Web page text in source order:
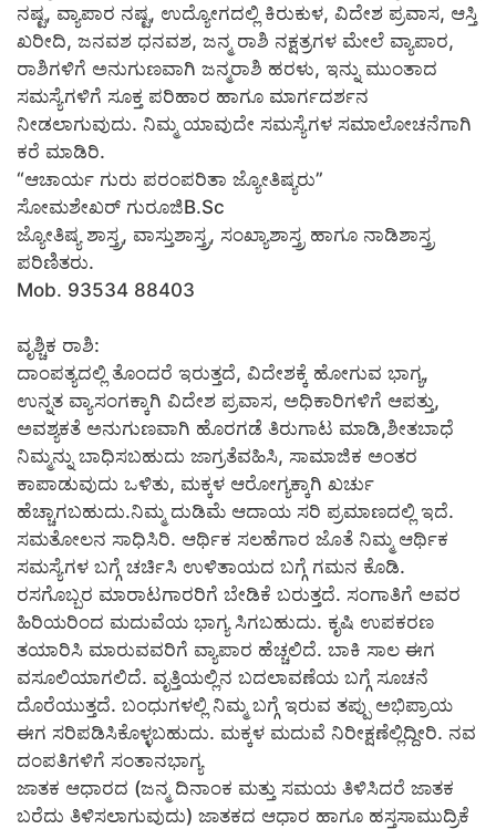
ನಷ್ಟ, ವ್ಯಾಪಾರ ನಷ್ಟ, ಉದ್ಯೋಗದಲ್ಲಿ ಕಿರುಕುಳ, ವಿದೇಶ ಪ್ರವಾಸ, ಆಸ್ತಿ
ಖರೀದಿ, ಜನವಶ ಧನವಶ, ಜನ್ಮ ರಾಶಿ ನಕ್ಷತ್ರಗಳ ಮೇಲೆ ವ್ಯಾಪಾರ,
ರಾಶಿಗಳಿಗೆ ಅನುಗುಣವಾಗಿ ಜನ್ಮರಾಶಿ ಹರಳು, ಇನ್ನು ಮುಂತಾದ
ಸಮಸ್ಯೆಗಳಿಗೆ ಸೂಕ್ತ ಪರಿಹಾರ ಹಾಗೂ ಮಾರ್ಗದರ್ಶನ
ನೀಡಲಾಗುವುದು. ನಿಮ್ಮ ಯಾವುದೇ ಸಮಸ್ಯೆಗಳ ಸಮಾಲೋಚನೆಗಾಗಿ
ಕರೆ ಮಾಡಿರಿ.
“ಆಚಾರ್ಯ ಗುರು ಪರಂಪರಿತಾ ಜ್ಯೋತಿಷ್ಯರು”
ಸೋಮಶೇಖರ್ ಗುರೂಜಿB.Sc
ಜ್ಯೋತಿಷ್ಯ ಶಾಸ್ತ್ರ, ವಾಸ್ತುಶಾಸ್ತ್ರ, ಸಂಖ್ಯಾಶಾಸ್ತ್ರ ಹಾಗೂ ನಾಡಿಶಾಸ್ತ್ರ
ಪರಿಣಿತರು.
Mob. 93534 88403
ವೃಶ್ಚಿಕ ರಾಶಿ:
ದಾಂಪತ್ಯದಲ್ಲಿ ತೊಂದರೆ ಇರುತ್ತದೆ, ವಿದೇಶಕ್ಕೆ ಹೋಗುವ ಭಾಗ್ಯ,
ಉನ್ನತ ವ್ಯಾಸಂಗಕ್ಕಾಗಿ ವಿದೇಶ ಪ್ರವಾಸ, ಅಧಿಕಾರಿಗಳಿಗೆ ಆಪತ್ತು,
ಅವಶ್ಯಕತೆ ಅನುಗುಣವಾಗಿ ಹೊರಗಡೆ ತಿರುಗಾಟ ಮಾಡಿ,ಶೀತಬಾಧೆ
ನಿಮ್ಮನ್ನು ಬಾಧಿಸಬಹುದು ಜಾಗ್ರತೆವಹಿಸಿ, ಸಾಮಾಜಿಕ ಅಂತರ
ಕಾಪಾಡುವುದು ಒಳಿತು, ಮಕ್ಕಳ ಆರೋಗ್ಯಕ್ಕಾಗಿ ಖರ್ಚು
ಹೆಚ್ಚಾಗಬಹುದು.ನಿಮ್ಮ ದುಡಿಮೆ ಆದಾಯ ಸರಿ ಪ್ರಮಾಣದಲ್ಲಿ ಇದೆ.
ಸಮತೋಲನ ಸಾಧಿಸಿರಿ. ಆರ್ಥಿಕ ಸಲಹೆಗಾರ ಜೊತೆ ನಿಮ್ಮ ಆರ್ಥಿಕ
ಸಮಸ್ಯೆಗಳ ಬಗ್ಗೆ ಚರ್ಚಿಸಿ ಉಳಿತಾಯದ ಬಗ್ಗೆ ಗಮನ ಕೊಡಿ.
ರಸಗೊಬ್ಬರ ಮಾರಾಟಗಾರರಿಗೆ ಬೇಡಿಕೆ ಬರುತ್ತದೆ. ಸಂಗಾತಿಗೆ ಅವರ
ಹಿರಿಯರಿಂದ ಮದುವೆಯ ಭಾಗ್ಯ ಸಿಗಬಹುದು. ಕೃಷಿ ಉಪಕರಣ
ತಯಾರಿಸಿ ಮಾರುವವರಿಗೆ ವ್ಯಾಪಾರ ಹೆಚ್ಚಲಿದೆ. ಬಾಕಿ ಸಾಲ ಈಗ
ವಸೂಲಿಯಾಗಲಿದೆ. ವೃತ್ತಿಯಲ್ಲಿನ ಬದಲಾವಣೆಯ ಬಗ್ಗೆ ಸೂಚನೆ
ದೊರೆಯುತ್ತದೆ. ಬಂಧುಗಳಲ್ಲಿ ನಿಮ್ಮ ಬಗ್ಗೆ ಇರುವ ತಪ್ಪು ಅಭಿಪ್ರಾಯ
ಈಗ ಸರಿಪಡಿಸಿಕೊಳ್ಳಬಹುದು. ಮಕ್ಕಳ ಮದುವೆ ನಿರೀಕ್ಷಣೆಲ್ಲಿದ್ದೀರಿ. ನವ
ದಂಪತಿಗಳಿಗೆ ಸಂತಾನಭಾಗ್ಯ
ಜಾತಕ ಆಧಾರದ (ಜನ್ಮ ದಿನಾಂಕ ಮತ್ತು ಸಮಯ ತಿಳಿಸಿದರೆ ಜಾತಕ
ಬರೆದು ತಿಳಿಸಲಾಗುವುದು) ಜಾತಕದ ಆಧಾರ ಹಾಗೂ ಹಸ್ತಸಾಮುದ್ರಿಕೆ